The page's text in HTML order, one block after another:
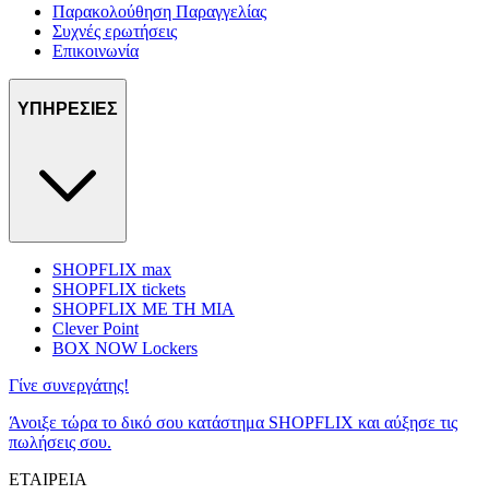
Παρακολούθηση Παραγγελίας
Συχνές ερωτήσεις
Επικοινωνία
ΥΠΗΡΕΣΙΕΣ
SHOPFLIX max
SHOPFLIX tickets
SHOPFLIX ΜΕ ΤΗ ΜΙΑ
Clever Point
BOX NOW Lockers
Γίνε συνεργάτης!
Άνοιξε τώρα το δικό σου κατάστημα SHOPFLIX και αύξησε τις
πωλήσεις σου.
ΕΤΑΙΡΕΙΑ